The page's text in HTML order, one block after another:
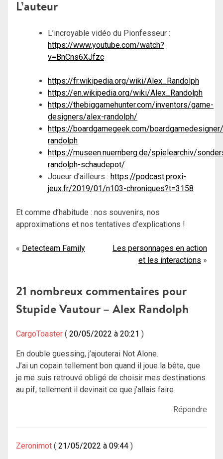
L’auteur
L’incroyable vidéo du Pionfesseur :
https://www.youtube.com/watch?
v=BnCns6XJfzc
https://fr.wikipedia.org/wiki/Alex_Randolph
https://en.wikipedia.org/wiki/Alex_Randolph
https://thebiggamehunter.com/inventors/game-
designers/alex-randolph/
https://boardgamegeek.com/
randolph
https://museen.nuernberg.de/spielearchiv/
randolph-schaudepot/
Joueur d’ailleurs : https://podcast.proxi-
jeux.fr/2019/01/n103-chroniques?t=3158
Et comme d’habitude : nos souvenirs, nos
approximations et nos tentatives d’explications !
Navigation
l’article
Detecteam Family
Les personnages en action
et les interactions
21 nombreux commentaires pour
Stupide Vautour – Alex Randolph
CargoToaster 20/05/2022 à 20:21
En double guessing, j’ajouterai Not Alone.
J’ai un copain tellement bon quand il joue la bête, que
je me suis retrouvé obligé de choisir mes destinations
au pif, tellement il devinait ce que j’allais faire.
Répondre
Zeronimot 21/05/2022 à 09:44